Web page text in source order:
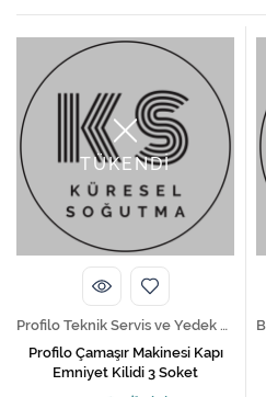
TÜKENDİ
Profilo Teknik Servis ve Yedek Parça Hizmetleri
Profilo Çamaşır Makinesi Kapı
Emniyet Kilidi 3 Soket